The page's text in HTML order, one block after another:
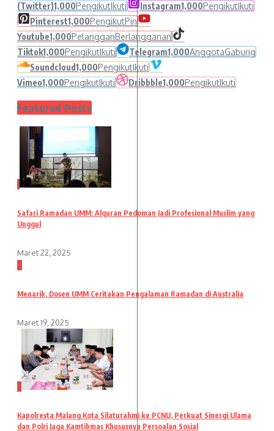
(Twitter)1,000PengikutIkuti Instagram1,000PengikutIkuti
Pinterest1,000PengikutPin
Youtube1,000PelangganBerlangganan
Tiktok1,000PengikutIkuti Telegram1,000AnggotaGabung
Soundcloud1,000PengikutIkuti
Vimeo1,000PengikutIkuti Dribbble1,000PengikutIkuti
Featured Posts
1
Safari Ramadan UMM: Alquran Pedoman Jadi Profesional Muslim yang
Unggul
Maret 22, 2025
2
Menarik, Dosen UMM Ceritakan Pengalaman Ramadan di Australia
Maret 19, 2025
3
Kapolresta Malang Kota Silaturahmi ke PCNU, Perkuat Sinergi Ulama
dan Polri Jaga Kamtibmas Khususnya Persoalan Sosial